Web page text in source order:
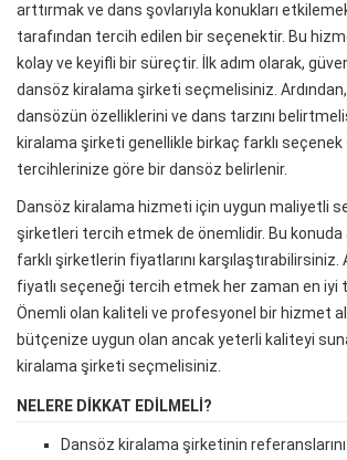
arttırmak ve dans şovlarıyla konukları
tarafından tercih edilen bir seçenektir. Bu
kolay ve keyifli bir süreçtir. İlk adım olarak,
dansöz kiralama şirketi seçmelisiniz.
dansözün özelliklerini ve dans tarzını
kiralama şirketi genellikle birkaç farklı
tercihlerinize göre bir dansöz belirlenir.
Dansöz kiralama hizmeti için uygun maliyetli
şirketleri tercih etmek de önemlidir. Bu konuda
farklı şirketlerin fiyatlarını karşılaştırabilirsiniz.
fiyatlı seçeneği tercih etmek her zaman en iyi
Önemli olan kaliteli ve profesyonel bir hizmet
bütçenize uygun olan ancak yeterli kaliteyi
kiralama şirketi seçmelisiniz.
NELERE DIKKAT EDILMELI?
Dansöz kiralama şirketinin